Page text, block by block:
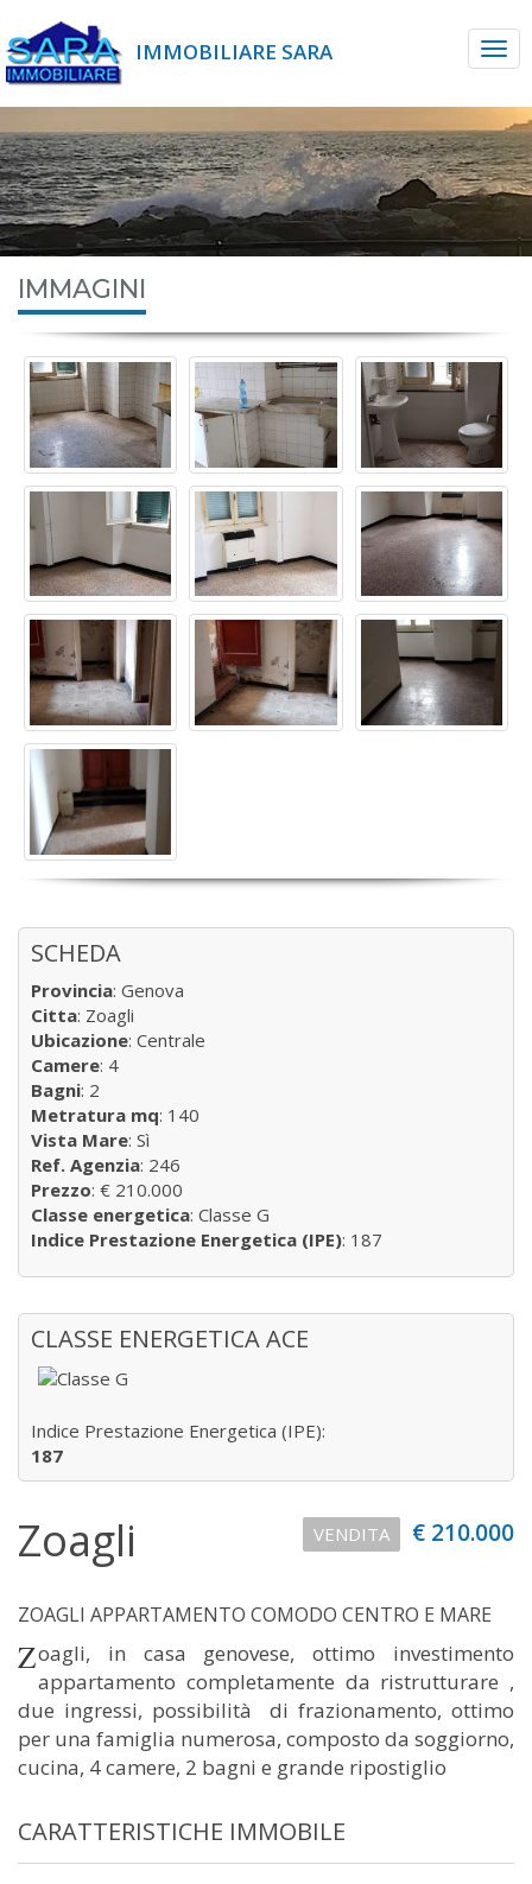
IMMOBILIARE SARA
IMMAGINI
SCHEDA
Provincia: Genova
Citta: Zoagli
Ubicazione: Centrale
Camere: 4
Bagni: 2
Metratura mq: 140
Vista Mare: Sì
Ref. Agenzia: 246
Prezzo: € 210.000
Classe energetica: Classe G
Indice Prestazione Energetica (IPE): 187
CLASSE ENERGETICA ACE
Indice Prestazione Energetica (IPE):
187
€ 210.000
VENDITA
Zoagli
ZOAGLI APPARTAMENTO COMODO CENTRO E MARE
Zoagli, in casa genovese, ottimo investimento
appartamento completamente da ristrutturare ,
due ingressi, possibilità di frazionamento, ottimo
per una famiglia numerosa, composto da soggiorno,
cucina, 4 camere, 2 bagni e grande ripostiglio
CARATTERISTICHE IMMOBILE